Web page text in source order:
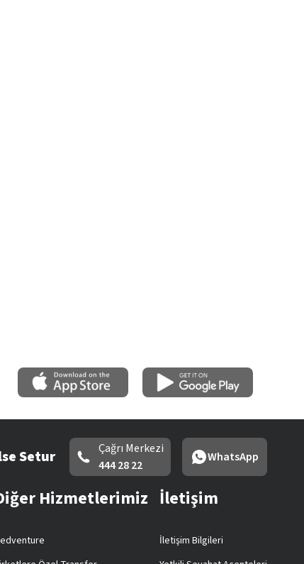
Setur
Çağrı Merkezi
444 28 22
WhatsApp
Hizmetlerimiz İletişim
İletişim Bilgileri